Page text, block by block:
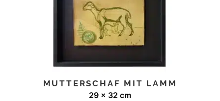
MUTTERSCHAF MIT LAMM
29 x 32 cm